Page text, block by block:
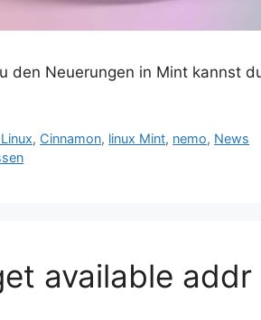
den Neuerungen in Mint kannst
, Cinnamon, linux Mint, nemo, News
available addr